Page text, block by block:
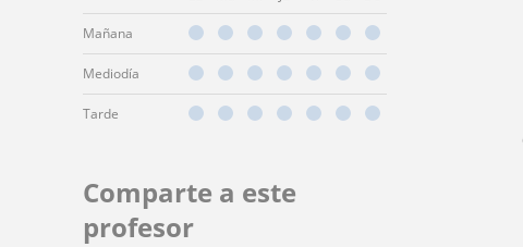
Mañana
Mediodía
Tarde
Comparte a este
profesor